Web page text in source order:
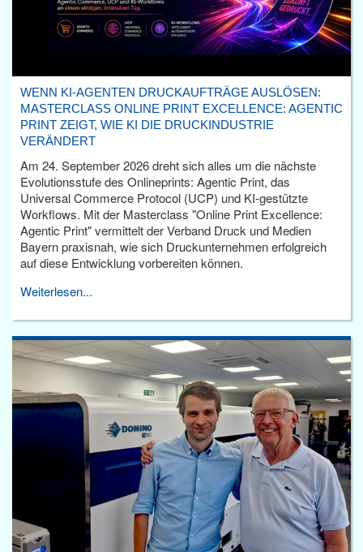
WENN KI-AGENTEN DRUCKAUFTRÄGE AUSLÖSEN:
MASTERCLASS ONLINE PRINT EXCELLENCE: AGENTIC
PRINT ZEIGT, WIE KI DIE DRUCKINDUSTRIE
VERÄNDERT
Am 24. September 2026 dreht sich alles um die nächste
Evolutionsstufe des Onlineprints: Agentic Print, das
Universal Commerce Protocol (UCP) und KI-gestützte
Workflows. Mit der Masterclass "Online Print Excellence:
Agentic Print" vermittelt der Verband Druck und Medien
Bayern praxisnah, wie sich Druckunternehmen erfolgreich
auf diese Entwicklung vorbereiten können.
Weiterlesen...